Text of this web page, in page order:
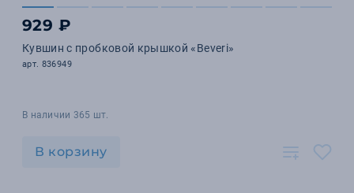
929 ₽
Кувшин с пробковой крышкой «Beveri»
арт. 836949
В наличии 365 шт.
В корзину